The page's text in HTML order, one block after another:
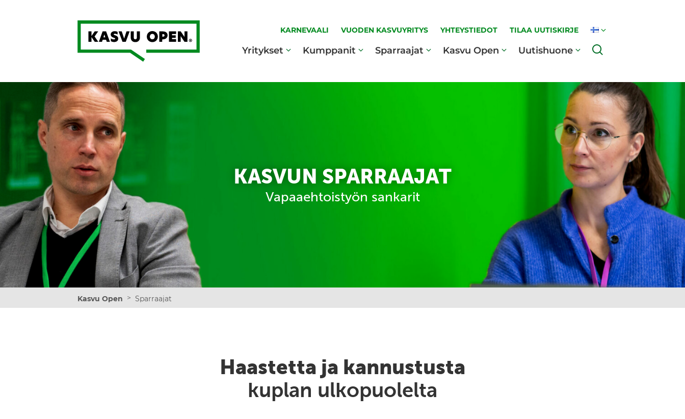
Kasvu Open
KARNEVAALI VUODEN KASVUYRITYS YHTEYSTIEDOT TILAA UUTISKIRJE
Yritykset Kumppanit Sparraajat Kasvu Open Uutishuone
KASVUN SPARRAAJAT
Vapaaehtoistyön sankarit
Kasvu Open > Sparraajat
Haastetta ja kannustusta
kuplan ulkopuolelta